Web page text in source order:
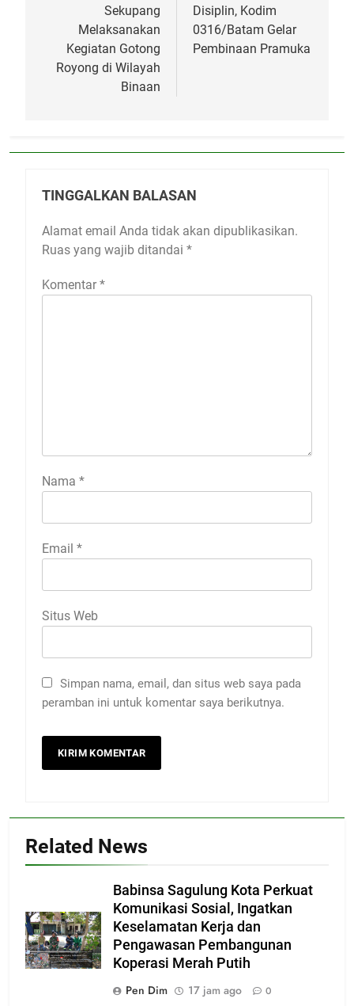
Sekupang
Melaksanakan
Kegiatan Gotong
Royong di Wilayah
Binaan
Disiplin, Kodim
0316/Batam Gelar
Pembinaan Pramuka
TINGGALKAN BALASAN
Alamat email Anda tidak akan dipublikasikan.
Ruas yang wajib ditandai *
Komentar *
Nama *
Email *
Situs Web
Simpan nama, email, dan situs web saya pada
peramban ini untuk komentar saya berikutnya.
Related News
Babinsa Sagulung Kota Perkuat
Komunikasi Sosial, Ingatkan
Keselamatan Kerja dan
Pengawasan Pembangunan
Koperasi Merah Putih
Pen Dim
17 jam ago 0